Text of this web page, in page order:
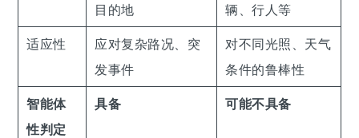
目的地
辆、行人等
适应性
应对复杂路况、突
发事件
对不同光照、天气
条件的鲁棒性
智能体
性判定
具备 可能不具备